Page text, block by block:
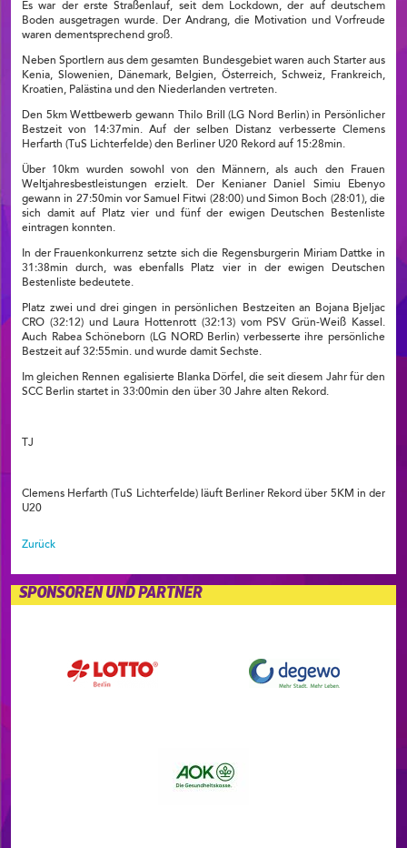
Es war der erste Straßenlauf, seit dem Lockdown, der auf deutschem
Boden ausgetragen wurde. Der Andrang, die Motivation und Vorfreude
waren dementsprechend groß.
Neben Sportlern aus dem gesamten Bundesgebiet waren auch Starter aus
Kenia, Slowenien, Dänemark, Belgien, Österreich, Schweiz, Frankreich,
Kroatien, Palästina und den Niederlanden vertreten.
Den 5km Wettbewerb gewann Thilo Brill (LG Nord Berlin) in Persönlicher
Bestzeit von 14:37min. Auf der selben Distanz verbesserte Clemens
Herfarth (TuS Lichterfelde) den Berliner U20 Rekord auf 15:28min.
Über 10km wurden sowohl von den Männern, als auch den Frauen
Weltjahresbestleistungen erzielt. Der Kenianer Daniel Simiu Ebenyo
gewann in 27:50min vor Samuel Fitwi (28:00) und Simon Boch (28:01), die
sich damit auf Platz vier und fünf der ewigen Deutschen Bestenliste
eintragen konnten.
In der Frauenkonkurrenz setzte sich die Regensburgerin Miriam Dattke in
31:38min durch, was ebenfalls Platz vier in der ewigen Deutschen
Bestenliste bedeutete.
Platz zwei und drei gingen in persönlichen Bestzeiten an Bojana Bjeljac
CRO (32:12) und Laura Hottenrott (32:13) vom PSV Grün-Weiß Kassel.
Auch Rabea Schöneborn (LG NORD Berlin) verbesserte ihre persönliche
Bestzeit auf 32:55min. und wurde damit Sechste.
Im gleichen Rennen egalisierte Blanka Dörfel, die seit diesem Jahr für den
SCC Berlin startet in 33:00min den über 30 Jahre alten Rekord.
TJ
Clemens Herfarth (TuS Lichterfelde) läuft Berliner Rekord über 5KM in der
U20
Zurück
SPONSOREN UND PARTNER